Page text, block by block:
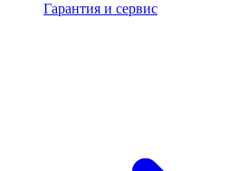
Гарантия и сервис